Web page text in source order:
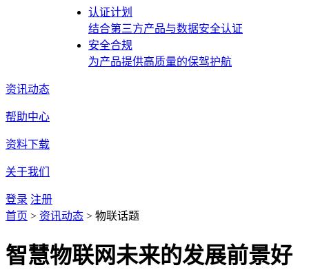
认证计划
结合第三方产品与数据安全认证
安全合规
为产品提供高质量的保驾护航
资讯动态
帮助中心
资料下载
关于我们
登录 注册
首页 > 资讯动态 > 物联话题
智慧物联网未来的发展前景好